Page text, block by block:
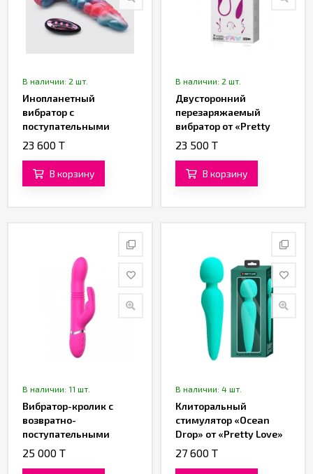
В наличии: 2 шт.
Инопланетный
вибратор с
поступательными
движениями
23 600 T
В корзину
В наличии: 2 шт.
Двусторонний
перезаряжаемый
вибратор от «Pretty
love»
23 500 T
В корзину
В наличии: 11 шт.
Вибратор-кролик с
возвратно-
поступательными
движениями от
25 000 T
В наличии: 4 шт.
Клиторальный
стимулятор «Ocean
Drop» от «Pretty Love»
(бирюзовый)
27 600 T